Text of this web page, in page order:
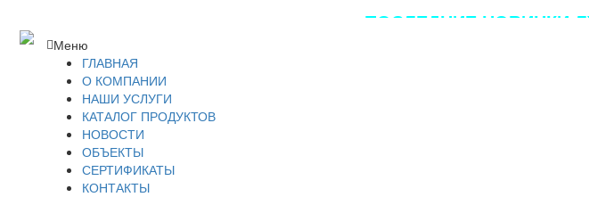
ПОСЛЕДНИЕ НОВИНКИ
Меню
ГЛАВНАЯ
О КОМПАНИИ
НАШИ УСЛУГИ
КАТАЛОГ ПРОДУКТОВ
НОВОСТИ
ОБЪЕКТЫ
СЕРТИФИКАТЫ
КОНТАКТЫ